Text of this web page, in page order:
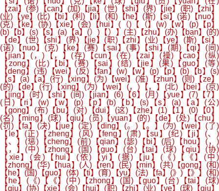
【zai】(参)【can】(加)【jia】(世)【shi】(界)【jie】(职)【zhi】
(业)【ye】(比)【bi】(利)【li】(和)【he】(斯)【si】(诺)【nuo】
(克)【ke】(协)【xie】(会)【hui】(（)【（】(w)【w】(p)【p】
(b)【b】(s)【s】(a)【a】(）)【）】(主)【zhu】(办)【ban】(的)
【de】(世)【shi】(界)【jie】(职)【zhi】(业)【ye】(斯)【si】
(诺)【nuo】(克)【ke】(赛)【sai】(事)【shi】(期)【qi】(间)
【jian】(，)【，】(存)【cun】(在)【zai】(操)【cao】(纵)
【zong】(比)【bi】(赛)【sai】(结)【jie】(果)【guo】(等)
【deng】(违)【wei】(反)【fan】(w)【w】(p)【p】(b)【b】(s)
【s】(a)【a】(行)【xing】(为)【wei】(准)【zhun】(则)【ze】
(的)【de】(行)【xing】(为)【wei】(，)【，】(北)【bei】(京)
【jing】(时)【shi】(间)【jian】(6)【6】(月)【yue】(7)【7】
(日)【ri】(w)【w】(p)【p】(b)【b】(s)【s】(a)【a】(公)
【gong】(布)【bu】(对)【dui】(这)【zhe】(1)【1】(0)【0】
(名)【ming】(球)【qiu】(员)【yuan】(的)【de】(处)【chu】
(罚)【fa】(决)【jue】(定)【ding】(。)【。】(为)【wei】(了)
【le】(正)【zheng】(风)【feng】(肃)【su】(纪)【ji】(、)
【、】(惩)【cheng】(前)【qian】(毖)【bi】(后)【hou】(，)
【，】(中)【zhong】(国)【guo】(台)【tai】(球)【qiu】(协)
【xie】(会)【hui】(依)【yi】(据)【ju】(《)【《】(中)
【zhong】(华)【hua】(人)【ren】(民)【min】(共)【gong】(和)
【he】(国)【guo】(体)【ti】(育)【yu】(法)【fa】(》)【》】(和)
【he】(《)【《】(中)【zhong】(国)【guo】(台)【tai】(球)
【qiu】(协)【xie】(会)【hui】(职)【zhi】(业)【ye】(球)【qiu】